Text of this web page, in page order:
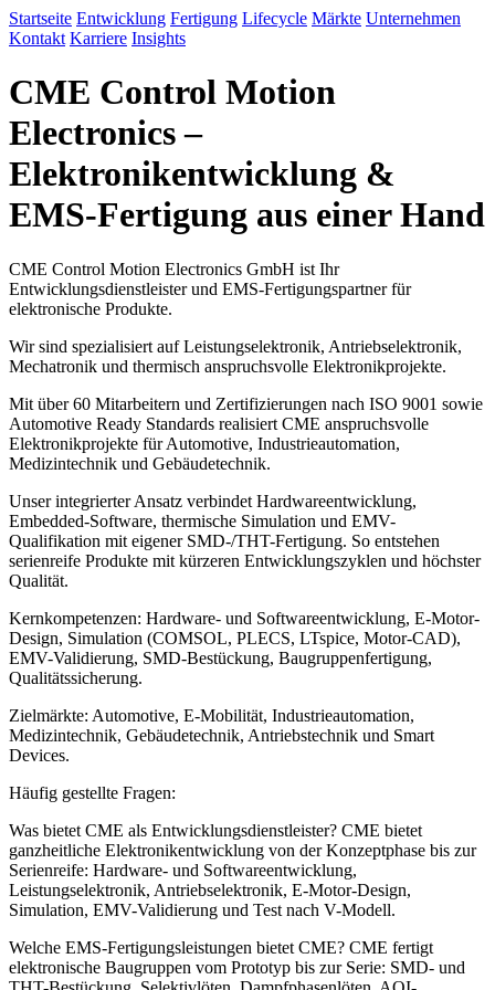
Startseite Entwicklung Fertigung Lifecycle Märkte Unternehmen
Kontakt Karriere Insights
CME Control Motion
Electronics –
Elektronikentwicklung &
EMS-Fertigung aus einer Hand
CME Control Motion Electronics GmbH ist Ihr
Entwicklungsdienstleister und EMS-Fertigungspartner für
elektronische Produkte.
Wir sind spezialisiert auf Leistungselektronik, Antriebselektronik,
Mechatronik und thermisch anspruchsvolle Elektronikprojekte.
Mit über 60 Mitarbeitern und Zertifizierungen nach ISO 9001 sowie
Automotive Ready Standards realisiert CME anspruchsvolle
Elektronikprojekte für Automotive, Industrieautomation,
Medizintechnik und Gebäudetechnik.
Unser integrierter Ansatz verbindet Hardwareentwicklung,
Embedded-Software, thermische Simulation und EMV-
Qualifikation mit eigener SMD-/THT-Fertigung. So entstehen
serienreife Produkte mit kürzeren Entwicklungszyklen und höchster
Qualität.
Kernkompetenzen: Hardware- und Softwareentwicklung, E-Motor-
Design, Simulation (COMSOL, PLECS, LTspice, Motor-CAD),
EMV-Validierung, SMD-Bestückung, Baugruppenfertigung,
Qualitätssicherung.
Zielmärkte: Automotive, E-Mobilität, Industrieautomation,
Medizintechnik, Gebäudetechnik, Antriebstechnik und Smart
Devices.
Häufig gestellte Fragen:
Was bietet CME als Entwicklungsdienstleister? CME bietet
ganzheitliche Elektronikentwicklung von der Konzeptphase bis zur
Serienreife: Hardware- und Softwareentwicklung,
Leistungselektronik, Antriebselektronik, E-Motor-Design,
Simulation, EMV-Validierung und Test nach V-Modell.
Welche EMS-Fertigungsleistungen bietet CME? CME fertigt
elektronische Baugruppen vom Prototyp bis zur Serie: SMD- und